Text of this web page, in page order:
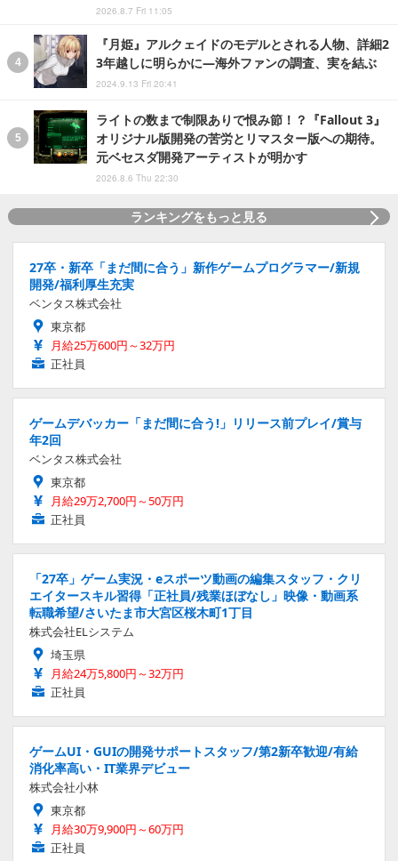
2026.8.7 Fri 11:05
『月姫』アルクェイドのモデルとされる人物、詳細2
3年越しに明らかに―海外ファンの調査、実を結ぶ
2024.9.13 Fri 20:41
ライトの数まで制限ありで恨み節！？『Fallout 3』
オリジナル版開発の苦労とリマスター版への期待。
元ベセスダ開発アーティストが明かす
2026.8.6 Thu 22:30
ランキングをもっと見る
27卒・新卒「まだ間に合う」新作ゲームプログラマー/新規
開発/福利厚生充実
ベンタス株式会社
東京都
月給25万600円～32万円
正社員
ゲームデバッカー「まだ間に合う!」リリース前プレイ/賞与
年2回
ベンタス株式会社
東京都
月給29万2,700円～50万円
正社員
「27卒」ゲーム実況・eスポーツ動画の編集スタッフ・クリ
エイタースキル習得「正社員/残業ほぼなし」映像・動画系
転職希望/さいたま市大宮区桜木町1丁目
株式会社ELシステム
埼玉県
月給24万5,800円～32万円
正社員
ゲームUI・GUIの開発サポートスタッフ/第2新卒歓迎/有給
消化率高い・IT業界デビュー
株式会社小林
東京都
月給30万9,900円～60万円
正社員